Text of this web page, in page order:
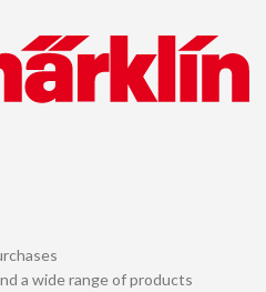
a wide range of products